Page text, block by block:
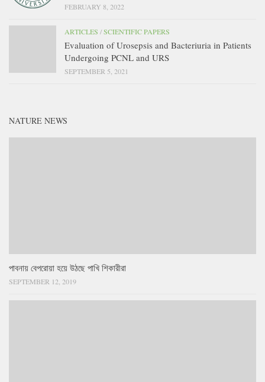
FEBRUARY 8, 2022
ARTICLES /SCIENTIFIC PAPERS
Evaluation of Urosepsis and Bacteriuria in Patients
Undergoing PCNL and URS
SEPTEMBER 5, 2021
NATURE NEWS
পাবনায় বেপরোয়া হয়ে উঠছে পাখি শিকারীরা
SEPTEMBER 12, 2019